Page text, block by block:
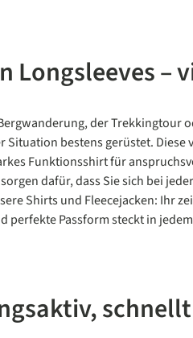
Longsleeves –
der Trekkingtour
Situation bestens gerüstet.
Funktionsshirt für
dafür, dass Sie sich bei
Shirts und Fleecejacken: Ihr
perfekte Passform steckt in